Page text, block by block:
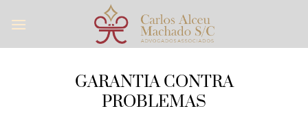
GARANTIA CONTRA
PROBLEMAS